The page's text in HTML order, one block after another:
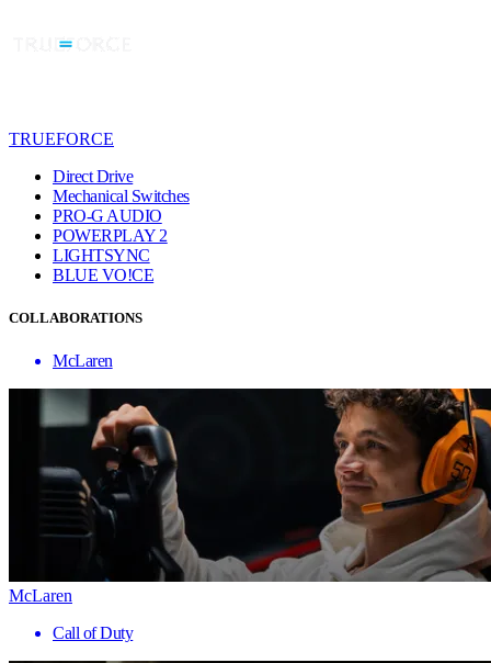
TRUEFORCE
Direct Drive
Mechanical Switches
PRO-G AUDIO
POWERPLAY 2
LIGHTSYNC
BLUE VO!CE
COLLABORATIONS
McLaren
McLaren
Call of Duty